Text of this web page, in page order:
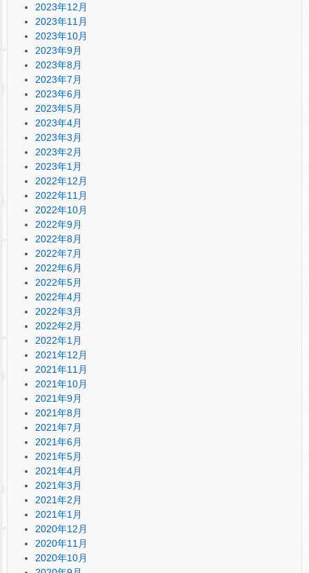
2023年12月
2023年11月
2023年10月
2023年9月
2023年8月
2023年7月
2023年6月
2023年5月
2023年4月
2023年3月
2023年2月
2023年1月
2022年12月
2022年11月
2022年10月
2022年9月
2022年8月
2022年7月
2022年6月
2022年5月
2022年4月
2022年3月
2022年2月
2022年1月
2021年12月
2021年11月
2021年10月
2021年9月
2021年8月
2021年7月
2021年6月
2021年5月
2021年4月
2021年3月
2021年2月
2021年1月
2020年12月
2020年11月
2020年10月